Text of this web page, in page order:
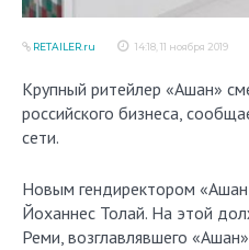
14:18, 11 ноября 2019
RETAILER.ru
Крупный ритейлер «Ашан» сменил гендиректора своего
российского бизнеса,
сети.
Новым гендиректором «Ашан
Йоханнес Толай. На этой
Реми, возглавлявшего